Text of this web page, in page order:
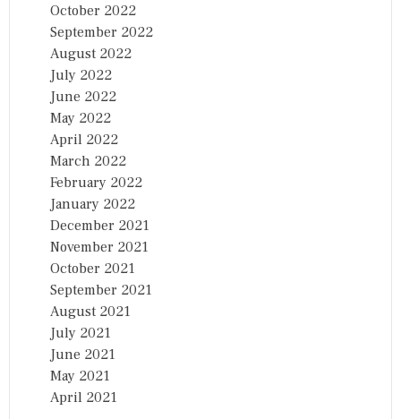
October 2022
September 2022
August 2022
July 2022
June 2022
May 2022
April 2022
March 2022
February 2022
January 2022
December 2021
November 2021
October 2021
September 2021
August 2021
July 2021
June 2021
May 2021
April 2021